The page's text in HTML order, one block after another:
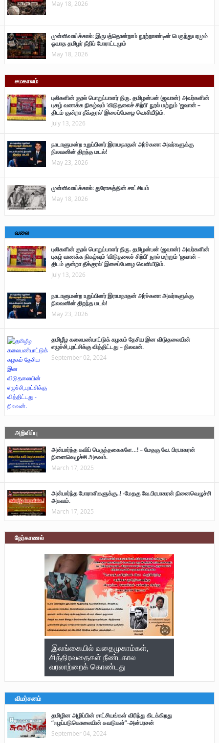
May 18, 2026
முள்ளிவாய்க்கால்: இருபத்தொன்றாம் நூற்றாண்டின் பெருந்துயரமும்
ஓயாத தமிழர் நீதிப் போராட்டமும்
May 18, 2026
சமகாலம்
புலிகளின் குரல் பொறுப்பாளர் திரு. தமிழன்பன் (ஜவான்) அவர்களின்
புகழ் வணக்க நிகழ்வும் ‘விடுதலைச் சிற்பி’ நூல் மற்றும் ‘ஜவான் –
திடம் குன்றா தீக்குரல்’ இசைப்பேழை வெளியீடும்.
July 13, 2026
நாடாளுமன்ற உறுப்பினர் இராமநாதன் அர்ச்சுனா அவர்களுக்கு
நிலவனின் திறந்த மடல்!
May 23, 2026
முள்ளிவாய்க்கால்: துரோகத்தின் சாட்சியம்
May 18, 2026
வலை
புலிகளின் குரல் பொறுப்பாளர் திரு. தமிழன்பன் (ஜவான்) அவர்களின்
புகழ் வணக்க நிகழ்வும் ‘விடுதலைச் சிற்பி’ நூல் மற்றும் ‘ஜவான் –
திடம் குன்றா தீக்குரல்’ இசைப்பேழை வெளியீடும்.
July 13, 2026
நாடாளுமன்ற உறுப்பினர் இராமநாதன் அர்ச்சுனா அவர்களுக்கு
நிலவனின் திறந்த மடல்!
May 23, 2026
தமிழீழ கலைபண்பாட்டுக் கழகம் தேசிய இன விடுதலையின்
எழுச்சி,புரட்சிக்கு வித்திட்டது – நிலவன்.
September 02, 2024
அறிவிப்பு
அன்பார்ந்த கவிப் பெருந்தகைகளே…! – மேதகு வே. பிரபாகரன்
நினைவெழுச்சி அகவம்.
March 17, 2025
அன்பார்ந்த போராளிகளுக்கு..! -மேதகு வே.பிரபாகரன் நினைவெழுச்சி
அகவம்.
March 17, 2025
நேர்காணல்
இலங்கையில் வதைமுகாம்கள்,
சித்திரவதைகள் நீண்டகால
வரலாற்றைக் கொண்டது
விமர்சனம்
தமிழின அழிப்பின் சாட்சியங்கள் விரிந்து கிடக்கிறது
“ஈழப்படுகொலையின் சுவடுகள்”-அன்பரசன்
September 04, 2024